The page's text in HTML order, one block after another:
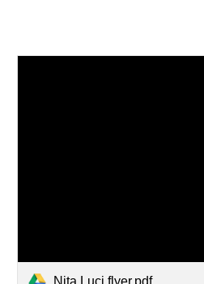
Nita Luci flyer.pdf